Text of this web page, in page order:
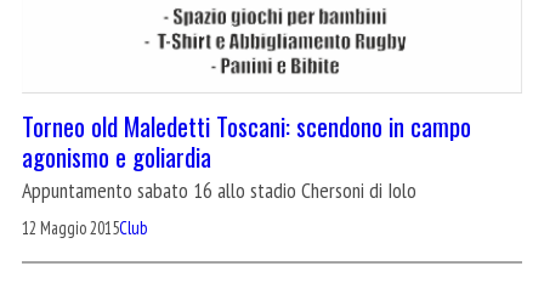
Torneo old Maledetti Toscani: scendono in campo
agonismo e goliardia
Appuntamento sabato 16 allo stadio Chersoni di Iolo
12 Maggio 2015Club